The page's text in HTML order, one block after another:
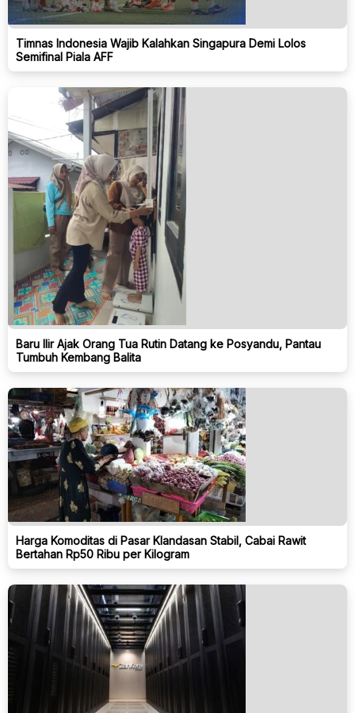
Timnas Indonesia Wajib Kalahkan Singapura Demi Lolos
Semifinal Piala AFF
Baru Ilir Ajak Orang Tua Rutin Datang ke Posyandu, Pantau
Tumbuh Kembang Balita
Harga Komoditas di Pasar Klandasan Stabil, Cabai Rawit
Bertahan Rp50 Ribu per Kilogram